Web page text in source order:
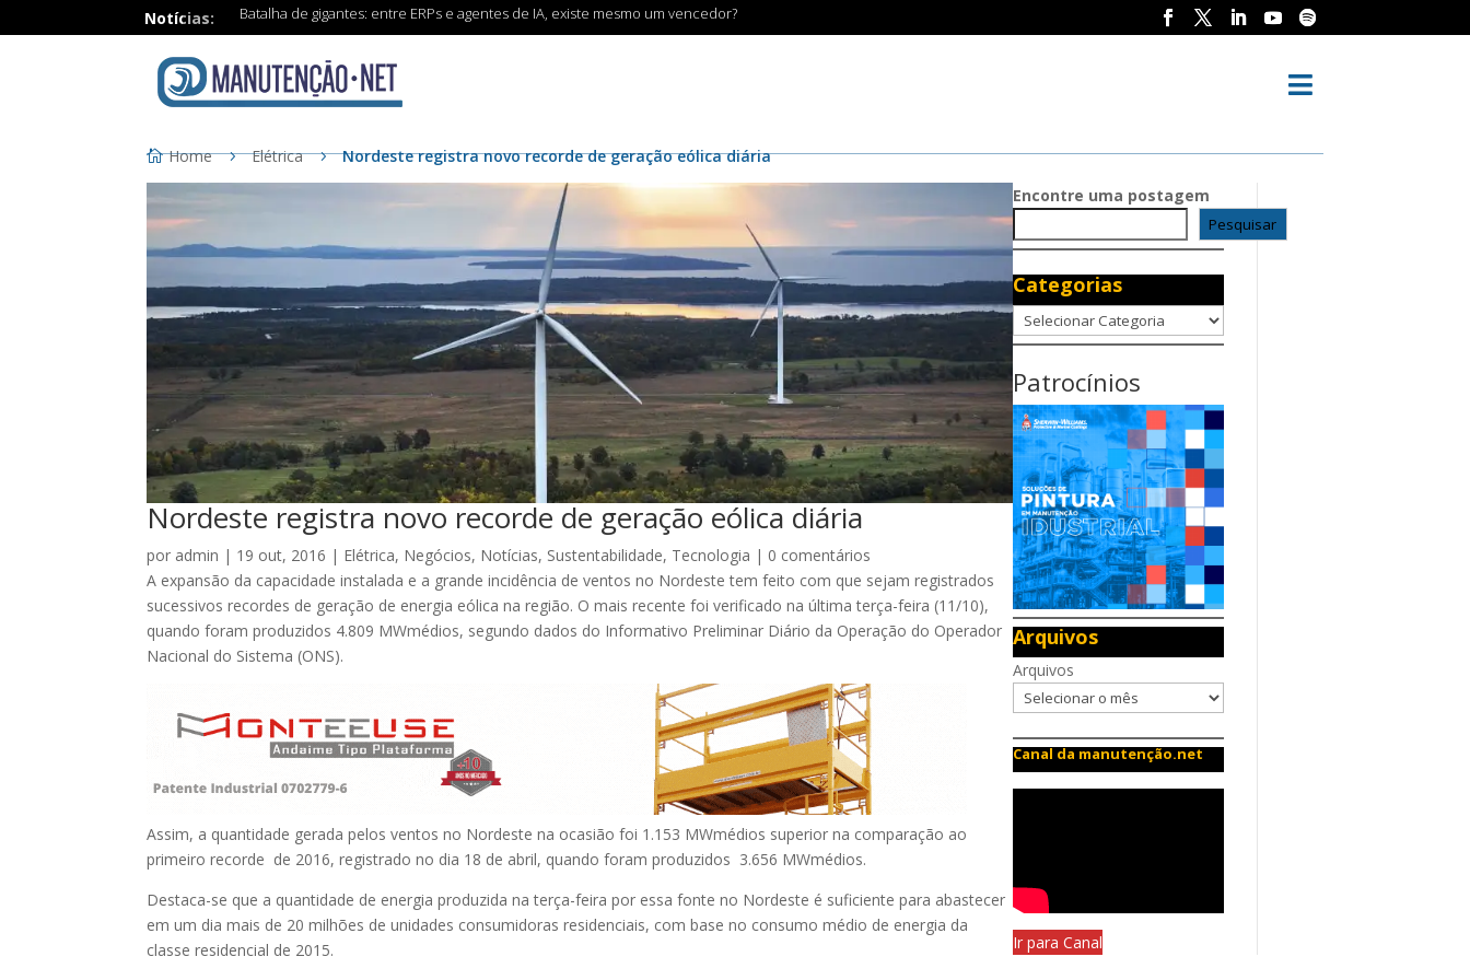
Notícias: Batalha de gigantes: entre ERPs e agentes de IA, existe mesmo um vencedor?

Home Elétrica Nordeste registra novo recorde de geração eólica diária
Nordeste registra novo recorde de geração eólica diária
por admin | 19 out, 2016 | Elétrica, Negócios, Notícias, Sustentabilidade, Tecnologia | 0 comentários
A expansão da capacidade instalada e a grande incidência de ventos no Nordeste tem feito com que sejam registrados
sucessivos recordes de geração de energia eólica na região. O mais recente foi verificado na última terça-feira (11/10),
quando foram produzidos 4.809 MWmédios, segundo dados do Informativo Preliminar Diário da Operação do Operador
Nacional do Sistema (ONS).
Assim, a quantidade gerada pelos ventos no Nordeste na ocasião foi 1.153 MWmédios superior na comparação ao
primeiro recorde de 2016, registrado no dia 18 de abril, quando foram produzidos 3.656 MWmédios.
Destaca-se que a quantidade de energia produzida na terça-feira por essa fonte no Nordeste é suficiente para abastecer
em um dia mais de 20 milhões de unidades consumidoras residenciais, com base no consumo médio de energia da
classe residencial de 2015.
Encontre uma postagem
Pesquisar
Categorias
Categorias
Patrocínios
Arquivos
Arquivos
Canal da manutenção.net
Ir para Canal